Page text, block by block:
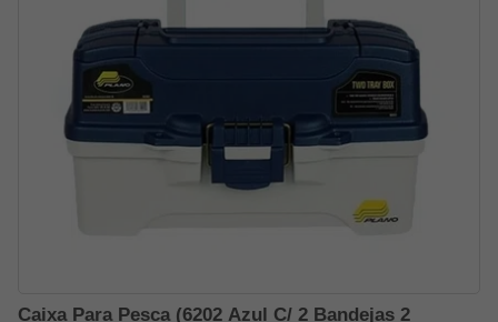
Caixa Para Pesca (6202 Azul C/ 2 Bandejas 2